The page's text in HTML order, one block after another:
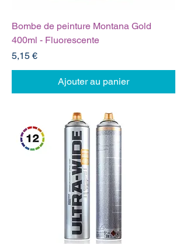
Bombe de peinture Montana Gold
400ml - Fluorescente
Prix
5,15 €
Ajouter au panier